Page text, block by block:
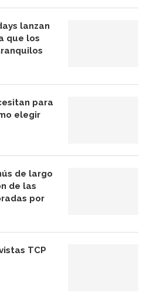
lanzan
que los
para
elegir
de largo
de las
por
TCP